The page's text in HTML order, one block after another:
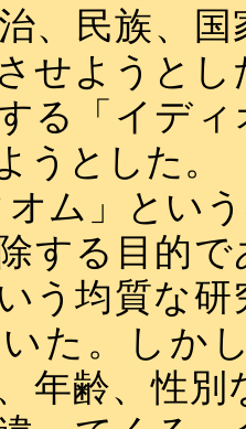
、民族、
せようと
る「イデ
うとした。
オム」とい
する目的
う均質な
た。しか
年齢、性